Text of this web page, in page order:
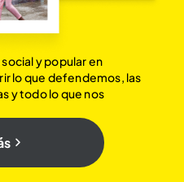
y popular en
lo que defendemos, las
y todo lo que nos